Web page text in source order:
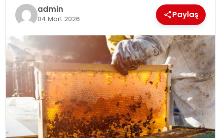
TEKNOLOJI
EKONOMI
admin
04 Mart 2026 Paylaş